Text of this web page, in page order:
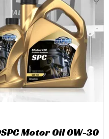
Motor Oil 0W-30